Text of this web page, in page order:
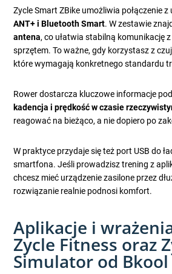
Zycle Smart ZBike umożliwia połączenie
ANT+ i Bluetooth Smart. W zestawie
antena, co ułatwia stabilną komunikację
sprzętem. To ważne, gdy korzystasz z
które wymagają konkretnego standardu
Rower dostarcza kluczowe informacje
kadencja i prędkość w czasie
reagować na bieżąco, a nie dopiero po
W praktyce przydaje się też port USB do
smartfona. Jeśli prowadzisz trening z
chcesz mieć urządzenie zasilone przez
rozwiązanie realnie podnosi komfort.
Aplikacje i
Zycle Fitness oraz
Simulator od Bkool